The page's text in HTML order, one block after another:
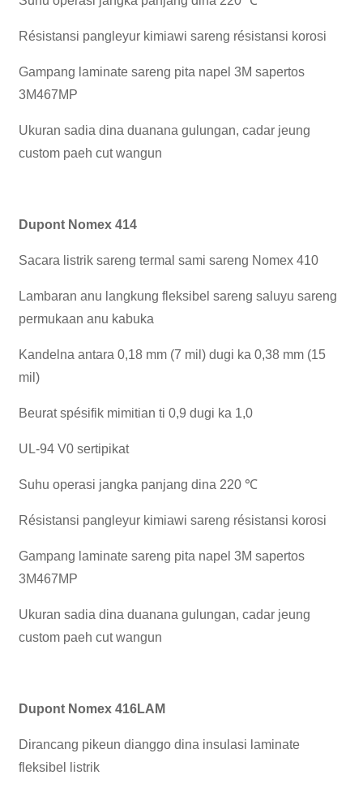
Résistansi pangleyur kimiawi sareng résistansi korosi
Gampang laminate sareng pita napel 3M sapertos
3M467MP
Ukuran sadia dina duanana gulungan, cadar jeung
custom paeh cut wangun
Dupont Nomex 414
Sacara listrik sareng termal sami sareng Nomex 410
Lambaran anu langkung fleksibel sareng saluyu sareng
permukaan anu kabuka
Kandelna antara 0,18 mm (7 mil) dugi ka 0,38 mm (15
mil)
Beurat spésifik mimitian ti 0,9 dugi ka 1,0
UL-94 V0 sertipikat
Suhu operasi jangka panjang dina 220 ℃
Résistansi pangleyur kimiawi sareng résistansi korosi
Gampang laminate sareng pita napel 3M sapertos
3M467MP
Ukuran sadia dina duanana gulungan, cadar jeung
custom paeh cut wangun
Dupont Nomex 416LAM
Dirancang pikeun dianggo dina insulasi laminate
fleksibel listrik